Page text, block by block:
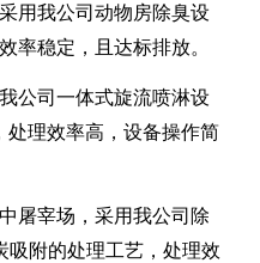
用我公司动物房除臭设
率稳定，且达标排放。
公司一体式旋流喷淋设
处理效率高，设备操作简
屠宰场，采用我公司除
吸附的处理工艺，处理效